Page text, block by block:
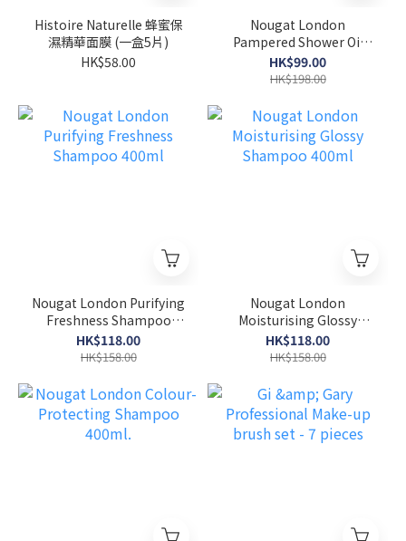
Histoire Naturelle 蜂蜜保
濕精華面膜 (一盒5片)
HK$58.00
Nougat London
Pampered Shower Oil
300ml
HK$99.00
HK$198.00
Nougat London Purifying
Freshness Shampoo
400ml
HK$118.00
HK$158.00
Nougat London
Moisturising Glossy
Shampoo 400ml
HK$118.00
HK$158.00